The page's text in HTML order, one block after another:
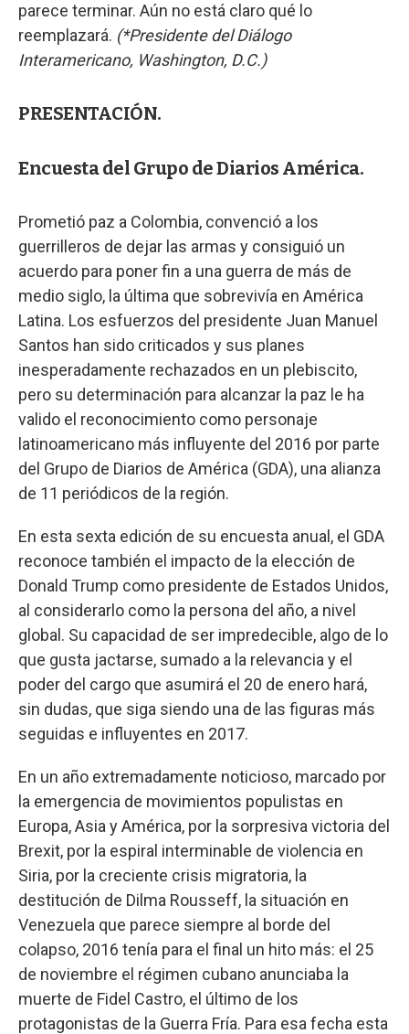
parece terminar. Aún no está claro qué lo
reemplazará. (*Presidente del Diálogo
Interamericano, Washington, D.C.)
PRESENTACIÓN.
Encuesta del Grupo de Diarios América.
Prometió paz a Colombia, convenció a los
guerrilleros de dejar las armas y consiguió un
acuerdo para poner fin a una guerra de más de
medio siglo, la última que sobrevivía en América
Latina. Los esfuerzos del presidente Juan Manuel
Santos han sido criticados y sus planes
inesperadamente rechazados en un plebiscito,
pero su determinación para alcanzar la paz le ha
valido el reconocimiento como personaje
latinoamericano más influyente del 2016 por parte
del Grupo de Diarios de América (GDA), una alianza
de 11 periódicos de la región.
En esta sexta edición de su encuesta anual, el GDA
reconoce también el impacto de la elección de
Donald Trump como presidente de Estados Unidos,
al considerarlo como la persona del año, a nivel
global. Su capacidad de ser impredecible, algo de lo
que gusta jactarse, sumado a la relevancia y el
poder del cargo que asumirá el 20 de enero hará,
sin dudas, que siga siendo una de las figuras más
seguidas e influyentes en 2017.
En un año extremadamente noticioso, marcado por
la emergencia de movimientos populistas en
Europa, Asia y América, por la sorpresiva victoria del
Brexit, por la espiral interminable de violencia en
Siria, por la creciente crisis migratoria, la
destitución de Dilma Rousseff, la situación en
Venezuela que parece siempre al borde del
colapso, 2016 tenía para el final un hito más: el 25
de noviembre el régimen cubano anunciaba la
muerte de Fidel Castro, el último de los
protagonistas de la Guerra Fría. Para esa fecha esta